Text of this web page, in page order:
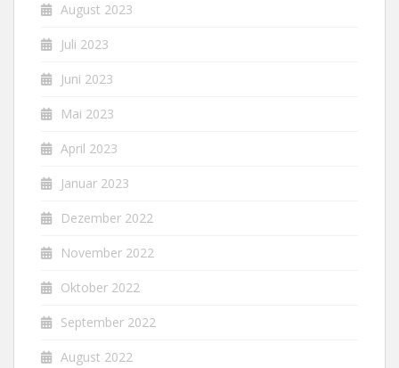
August 2023
Juli 2023
Juni 2023
Mai 2023
April 2023
Januar 2023
Dezember 2022
November 2022
Oktober 2022
September 2022
August 2022